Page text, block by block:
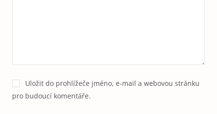
Uložit do prohlížeče jméno, e-mail a webovou stránku
pro budoucí komentáře.